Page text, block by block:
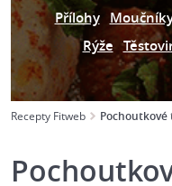
Přílohy
Rýže
Recepty Fitweb